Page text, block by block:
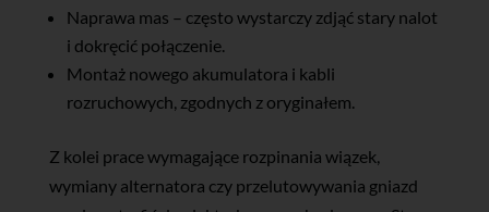
Naprawa mas – często wystarczy zdjąć stary nalot
i dokręcić połączenie.
Montaż nowego akumulatora i kabli
rozruchowych, zgodnych z oryginałem.
Z kolei prace wymagające rozpinania wiązek,
wymiany alternatora czy przelutowywania gniazd